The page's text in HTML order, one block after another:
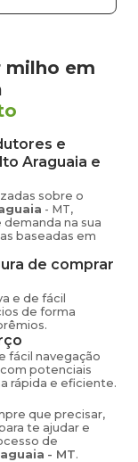
milho em
e
Araguaia e
sobre o
- MT,
na sua
baseadas em
de comprar
e de fácil
de forma
fácil navegação
potenciais
rápida e eficiente.
que precisar,
te ajudar e
de
- MT.